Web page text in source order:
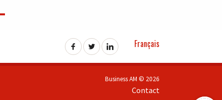
Français
Business AM © 2026
Contact